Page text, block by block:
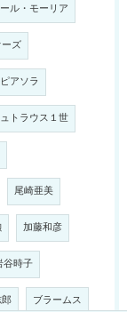
ル・モーリア
ズ
アソラ
トラウス１世
尾崎亜美
加藤和彦
谷時子
ブラームス